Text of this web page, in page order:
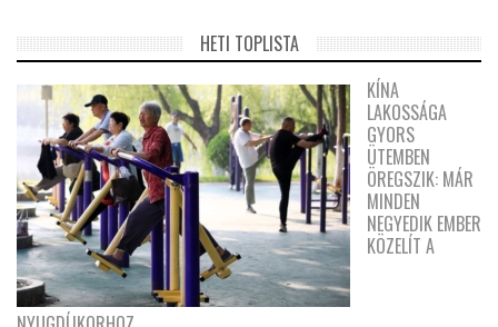
HETI TOPLISTA
KÍNA
LAKOSSÁGA
GYORS
ÜTEMBEN
ÖREGSZIK: MÁR
MINDEN
NEGYEDIK EMBER
KÖZELÍT A